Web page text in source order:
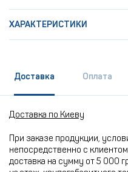
ХАРАКТЕРИСТИКИ
Доставка Оплата
Доставка по Киеву
При заказе продукции,
непосредственно с
доставка на сумму от 5 000